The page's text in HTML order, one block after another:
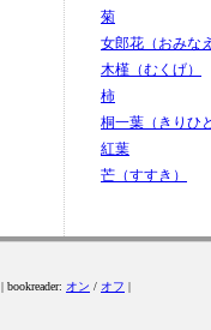
菊
女郎花（おみな
木槿（むくげ）
柿
桐一葉（きりひ
紅葉
芒（すすき）
| bookreader: オン / オフ |